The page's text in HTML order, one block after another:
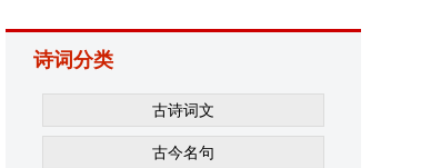
诗词分类
古诗词文
古今名句